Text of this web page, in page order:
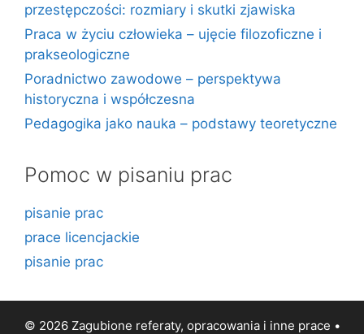
przestępczości: rozmiary i skutki zjawiska
Praca w życiu człowieka – ujęcie filozoficzne i
prakseologiczne
Poradnictwo zawodowe – perspektywa
historyczna i współczesna
Pedagogika jako nauka – podstawy teoretyczne
Pomoc w pisaniu prac
pisanie prac
prace licencjackie
pisanie prac
© 2026 Zagubione referaty, opracowania i inne prace •